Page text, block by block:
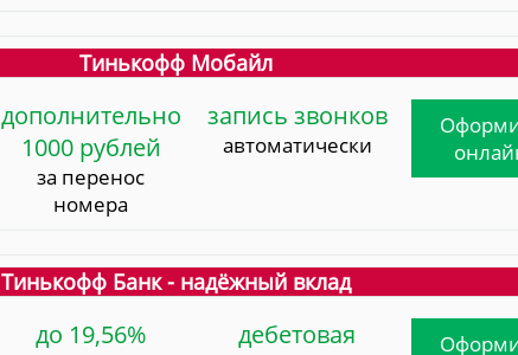
Тинькофф Мобайл
дополнительно
1000 рублей
за перенос
номера
запись звонков
автоматически
Тинькофф Банк - надёжный вклад
до 19,56%
дебетовая